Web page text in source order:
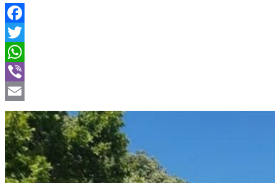
Facebook
Twitter
WhatsApp
Viber
Email